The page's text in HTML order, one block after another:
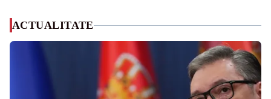
ACTUALITATE